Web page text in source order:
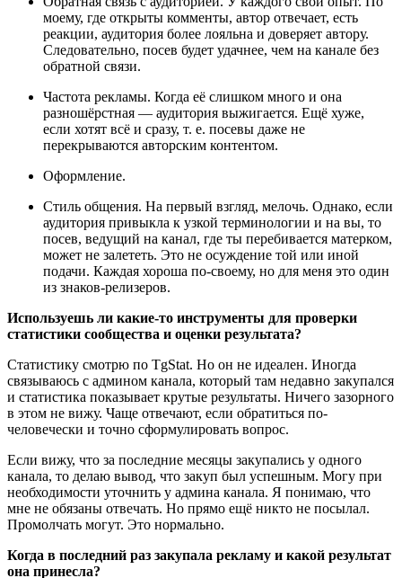
моему, где открыты комменты, автор отвечает, есть
реакции, аудитория более лояльна и доверяет автору.
Следовательно, посев будет удачнее, чем на канале без
обратной связи.
Частота рекламы. Когда её слишком много и она
разношёрстная — аудитория выжигается. Ещё хуже,
если хотят всё и сразу, т. е. посевы даже не
перекрываются авторским контентом.
Оформление.
Стиль общения. На первый взгляд, мелочь. Однако, если
аудитория привыкла к узкой терминологии и на вы, то
посев, ведущий на канал, где ты перебивается матерком,
может не залететь. Это не осуждение той или иной
подачи. Каждая хороша по-своему, но для меня это один
из знаков-релизеров.
Используешь ли какие-то инструменты для проверки
статистики сообщества и оценки результата?
Статистику смотрю по TgStat. Но он не идеален. Иногда
связываюсь с админом канала, который там недавно закупался
и статистика показывает крутые результаты. Ничего зазорного
в этом не вижу. Чаще отвечают, если обратиться по-
человечески и точно сформулировать вопрос.
Если вижу, что за последние месяцы закупались у одного
канала, то делаю вывод, что закуп был успешным. Могу при
необходимости уточнить у админа канала. Я понимаю, что
мне не обязаны отвечать. Но прямо ещё никто не посылал.
Промолчать могут. Это нормально.
Когда в последний раз закупала рекламу и какой результат
она принесла?